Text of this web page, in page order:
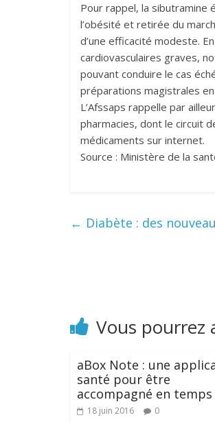
Pour rappel, la sibutramine
l’obésité et retirée du
d’une efficacité modeste.
cardiovasculaires graves,
pouvant conduire le cas
préparations magistrales
L’Afssaps rappelle par
pharmacies, dont le circuit
médicaments sur internet.
Source : Ministère de la
← Diabète : des
Vous pourrez
aBox Note : une
santé pour être
accompagné en
18 juin 2016 0